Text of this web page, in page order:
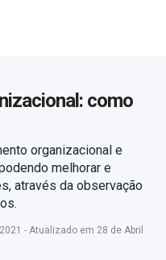
como
organizacional e
melhorar e
através da observação
- Atualizado em 28 de Abril